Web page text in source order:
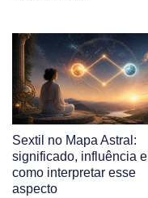
Sextil no Mapa Astral:
significado, influência e
como interpretar esse
aspecto